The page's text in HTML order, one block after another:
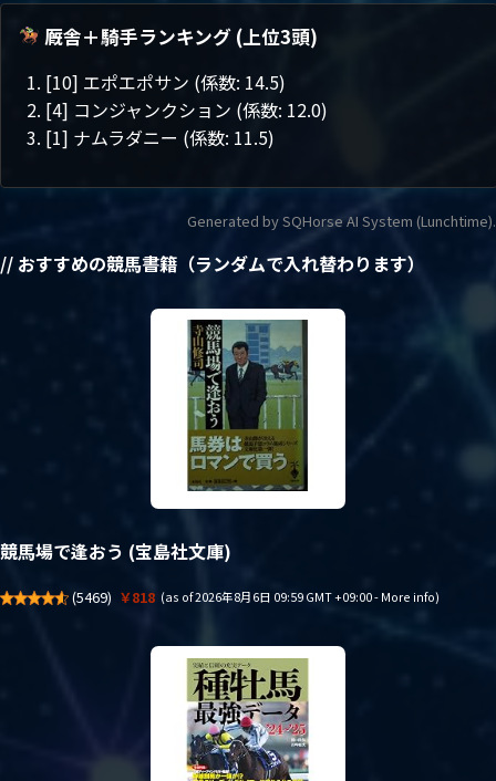
厩舎＋騎手ランキング (上位3頭)
[10] エポエポサン (係数: 14.5)
[4] コンジャンクション (係数: 12.0)
[1] ナムラダニー (係数: 11.5)
Generated by SQHorse AI System (Lunchtime).
// おすすめの競馬書籍（ランダムで入れ替わります）
競馬場で逢おう (宝島社文庫)
(5469) ￥818 (as of 2026年8月6日 09:59 GMT +09:00 - More info)